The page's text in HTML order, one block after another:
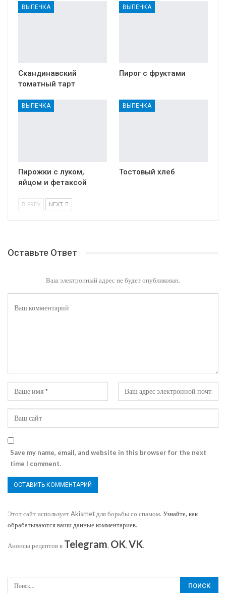
ВЫПЕЧКА
Скандинавский
томатный тарт
ВЫПЕЧКА
Пирог с фруктами
ВЫПЕЧКА
Пирожки с луком,
яйцом и фетаксой
ВЫПЕЧКА
Тостовый хлеб
PREV NEXT
Оставьте Ответ
Ваш электронный адрес не будет опубликован.
Save my name, email, and website in this browser for the next
time I comment.
Этот сайт использует Akismet для борьбы со спамом. Узнайте, как
обрабатываются ваши данные комментариев.
Анонсы рецептов в Telegram, OK, VK.